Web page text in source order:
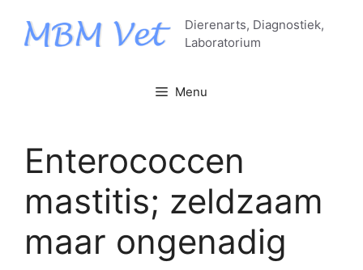
naar
Dierenarts, Diagnostiek,
Laboratorium
Menu
Enterococcen
mastitis; zeldzaam
maar ongenadig